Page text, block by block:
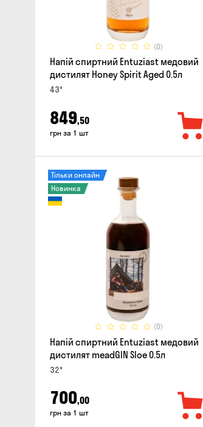
(0)
Напій спиртний Entuziast медовий
дистилят Honey Spirit Aged 0.5л
43°
849,50
грн за 1 шт
(0)
Тільки онлайн
Новинка
Напій спиртний Entuziast медовий
дистилят meadGIN Sloe 0.5л
32°
700,00
грн за 1 шт